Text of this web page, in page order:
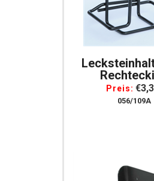
Lecksteine
Halterung
Preis:
056/109A